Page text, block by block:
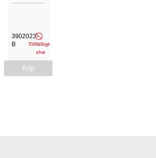
3902023-
B
Tillfälligt
slut
Köp